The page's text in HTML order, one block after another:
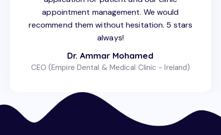
appointment management. We would
recommend them without hesitation. 5 stars
always!
Dr. Ammar Mohamed
CEO (Empire Dental & Medical Clinic - Ireland)